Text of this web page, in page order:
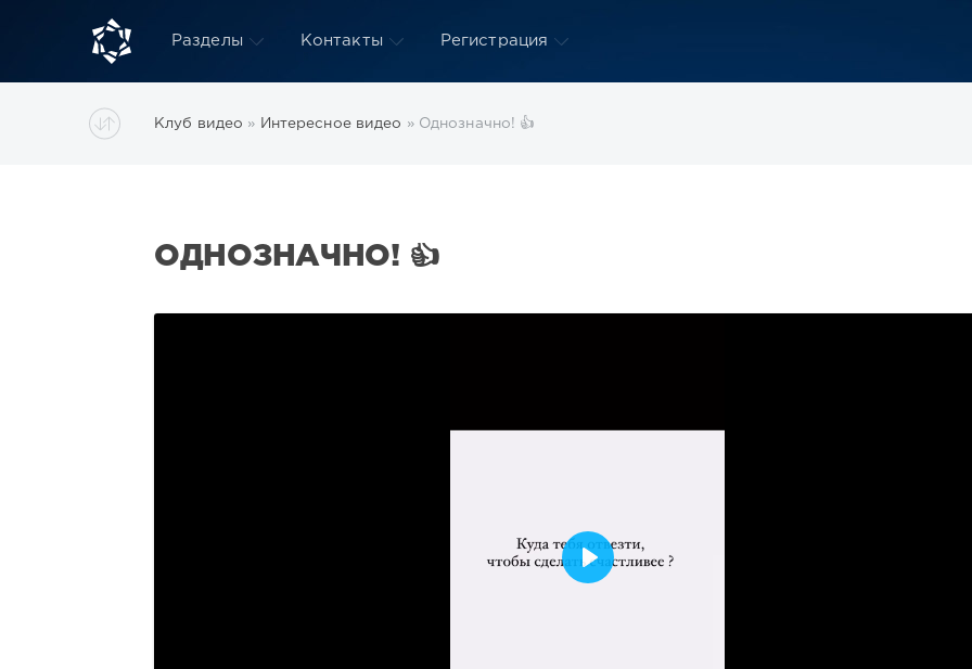
Разделы Контакты Регистрация
Клуб видео » Интересное видео » Однозначно! 👍
ОДНОЗНАЧНО! 👍
Воспроизвести